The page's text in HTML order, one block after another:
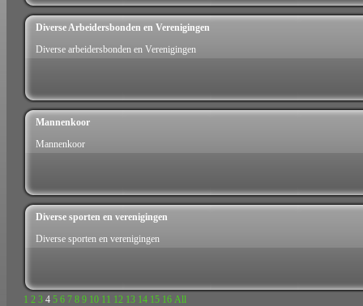
Diverse Arbeidersbonden en Verenigingen
Diverse arbeidersbonden en Verenigingen
Mannenkoor
Mannenkoor
Diverse sporten en verenigingen
Diverse sporten en verenigingen
1 2 3 4 5 6 7 8 9 10 11 12 13 14 15 16 All